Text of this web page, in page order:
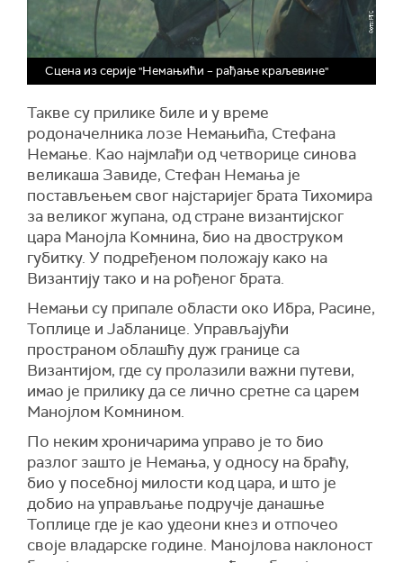
Сцена из серије "Немањићи – рађање краљевине"
Такве су прилике биле и у време
родоначелника лозе Немањића, Стефана
Немање. Као најмлађи од четворице синова
великаша Завиде, Стефан Немања је
постављењем свог најстаријег брата Тихомира
за великог жупана, од стране византијског
цара Манојла Комнина, био на двоструком
губитку. У подређеном положају како на
Византију тако и на рођеног брата.
Немањи су припале области око Ибра, Расине,
Топлице и Јабланице. Управљајући
пространом облашћу дуж границе са
Византијом, где су пролазили важни путеви,
имао је прилику да се лично сретне са царем
Манојлом Комнином.
По неким хроничарима управо је то био
разлог зашто је Немања, у односу на браћу,
био у посебној милости код цара, и што је
добио на управљање подручје данашње
Топлице где је као удеони кнез и отпочео
своје владарске године. Манојлова наклоност